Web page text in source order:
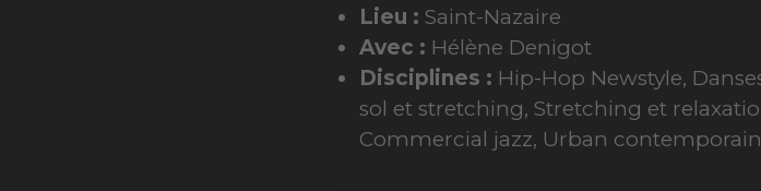
Lieu : Saint-Nazaire
Avec : Hélène Denigot
Disciplines : Hip-Hop Newstyle,
sol et stretching, Stretching et
Commercial jazz, Urban contemporain